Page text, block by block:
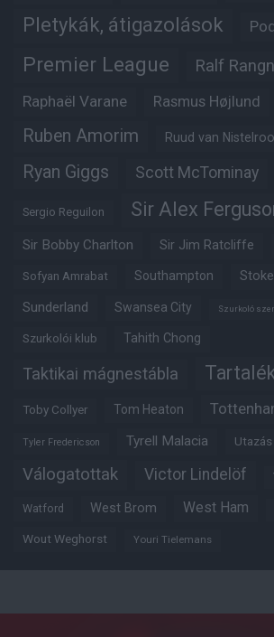
Pletykák, átigazolások
Premier League Ralf
Raphaël Varane Rasmus Højlund
Ruben Amorim Ruud van
Ryan Giggs Scott McTominay
Sergio Reguilon Sir Alex
Sir Bobby Charlton Sir Jim Ratcliffe
Sofyan Amrabat Southampton
Sunderland Swansea City Szurkoló
Szurkolói klub Tahith Chong
Taktikai mágnestábla
Toby Collyer Tom Heaton
Tyler Fredericson Tyrell Malacia Utazás
Válogatottak Victor Lindelöf
Watford West Brom West Ham
Wout Weghorst Youri Tielemans